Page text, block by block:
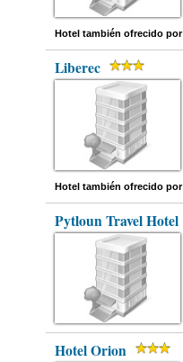
Hotel también ofrecido por
Liberec
Hotel también ofrecido por
Pytloun Travel Hotel
Hotel Orion